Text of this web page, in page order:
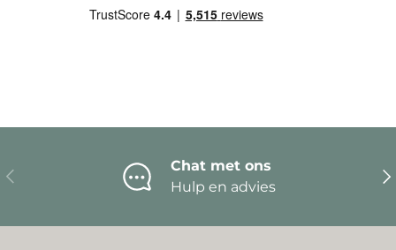
Vorige
Chat met ons
Hulp en advies